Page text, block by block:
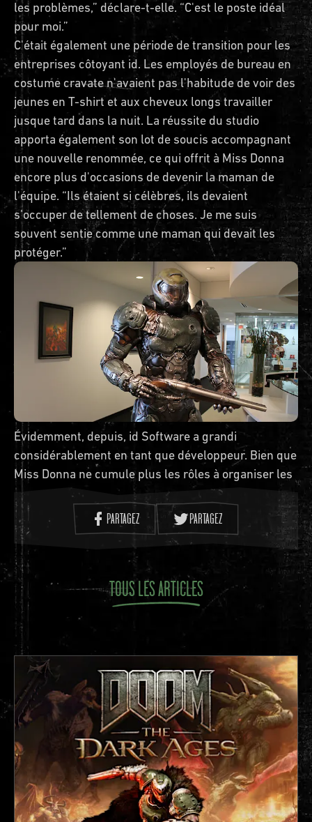
les problèmes,” déclare-t-elle. “C'est le poste idéal
pour moi.”
C'était également une période de transition pour les
entreprises côtoyant id. Les employés de bureau en
costume cravate n'avaient pas l'habitude de voir des
jeunes en T-shirt et aux cheveux longs travailler
jusque tard dans la nuit. La réussite du studio
apporta également son lot de soucis accompagnant
une nouvelle renommée, ce qui offrit à Miss Donna
encore plus d'occasions de devenir la maman de
l'équipe. “Ils étaient si célèbres, ils devaient
s'occuper de tellement de choses. Je me suis
souvent sentie comme une maman qui devait les
protéger.”
Évidemment, depuis, id Software a grandi
considérablement en tant que développeur. Bien que
Miss Donna ne cumule plus les rôles à organiser les
voyages ou à travailler en tant que département des
ressources humaines à elle toute seule, son
expertise avec les gens demeure l'une des raisons
principales derrière le succès d'id Software. Qu'il
s'agisse de mettre les visiteurs à l'aise ou d'établir
une relation durable avec les prestataires, c'est vers
Miss Donna qu'il faut se tourner. “Les gens viennent
du monde entier pour voir id, alors il ne faut pas les
décevoir,” ajoute-t-elle.
“Rien qui ne sorte de l'ordinaire”
Il y a eu beaucoup de changements chez id Software
en 25 ans, mais une chose est restée la même : si
Miss Donna est au bureau, vous êtes chez vous.
“Je travaille ici, à id Software, à plus 6000 kilomètres
du Royaume-Uni d'où je viens, et l'une des choses
les plus réconfortantes de mon travail, c'est Miss
Donna qui me demande des nouvelles de ma femme
PARTAGEZ PARTAGEZ
TOUS LES ARTICLES